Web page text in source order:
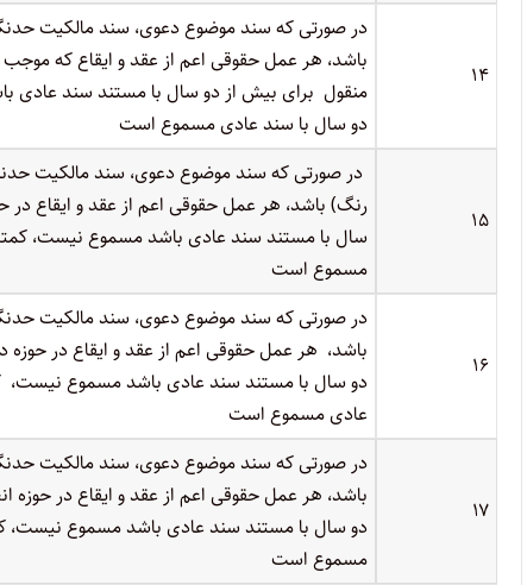
۱۴
در صورتی که سند موضوع دعوی، سند مالکیت
باشد، هر عمل حقوقی اعم از عقد و ایقاع که موجب
منقول برای بیش از دو سال با مستند سند عادی
دو سال با سند عادی مسموع است
۱۵
در صورتی که سند موضوع دعوی، سند مالکیت
رنگ) باشد، هر عمل حقوقی اعم از عقد و ایقاع
سال با مستند سند عادی باشد مسموع نیست،
مسموع است
۱۶
در صورتی که سند موضوع دعوی، سند مالکیت
باشد، هر عمل حقوقی اعم از عقد و ایقاع در
دو سال با مستند سند عادی باشد مسموع نیست،
عادی مسموع است
۱۷
در صورتی که سند موضوع دعوی، سند مالکیت
باشد، هر عمل حقوقی اعم از عقد و ایقاع در حوزه
دو سال با مستند سند عادی باشد مسموع نیست،
مسموع است